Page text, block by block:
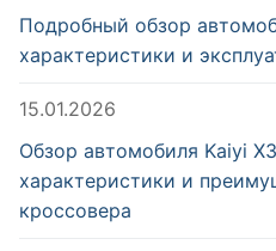
Подробный обзор
характеристики и
15.01.2026
Обзор автомобиля Kaiyi
характеристики и
кроссовера